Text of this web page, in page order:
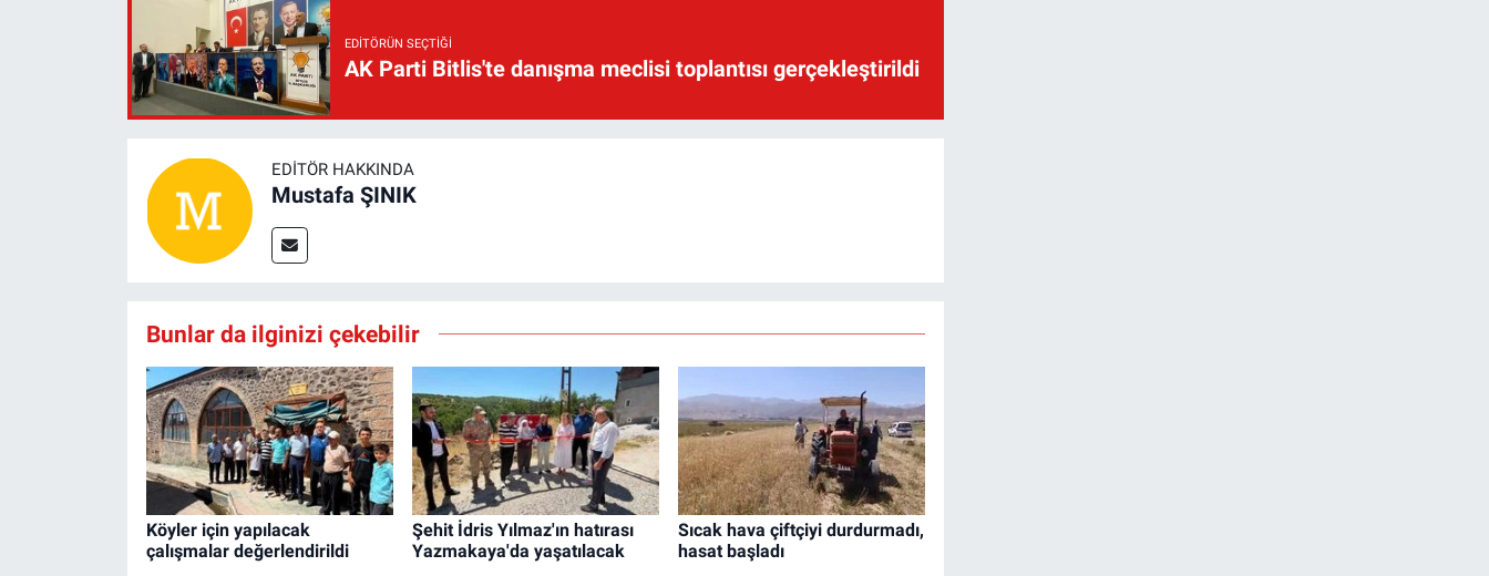
EDITÖRÜN SEÇTIĞI
AK Parti Bitlis'te danışma meclisi toplantısı gerçekleştirildi
EDITÖR HAKKINDA
Mustafa ŞINIK
Bunlar da ilginizi çekebilir
Köyler için yapılacak
çalışmalar değerlendirildi
Şehit İdris Yılmaz'ın hatırası
Yazmakaya'da yaşatılacak
Sıcak hava çiftçiyi durdurmadı,
hasat başladı